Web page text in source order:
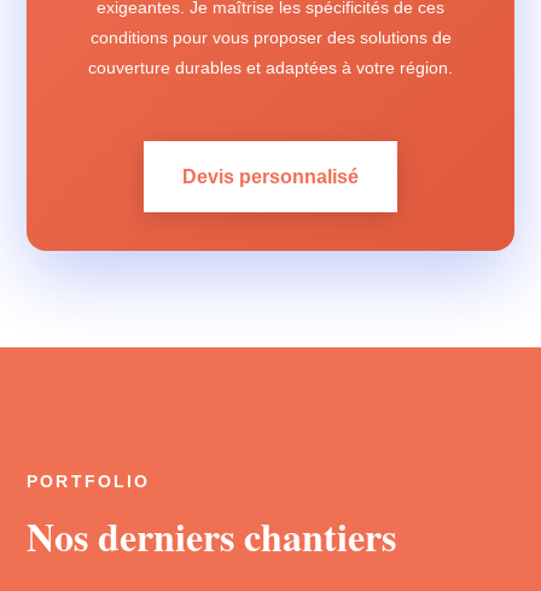
exigeantes. Je maîtrise les spécificités de ces
conditions pour vous proposer des solutions de
couverture durables et adaptées à votre région.
Devis personnalisé
PORTFOLIO
Nos derniers chantiers